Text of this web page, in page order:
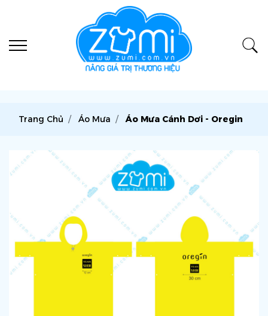
Trang Chủ Áo Mưa Áo Mưa Cánh Dơi - Oregin